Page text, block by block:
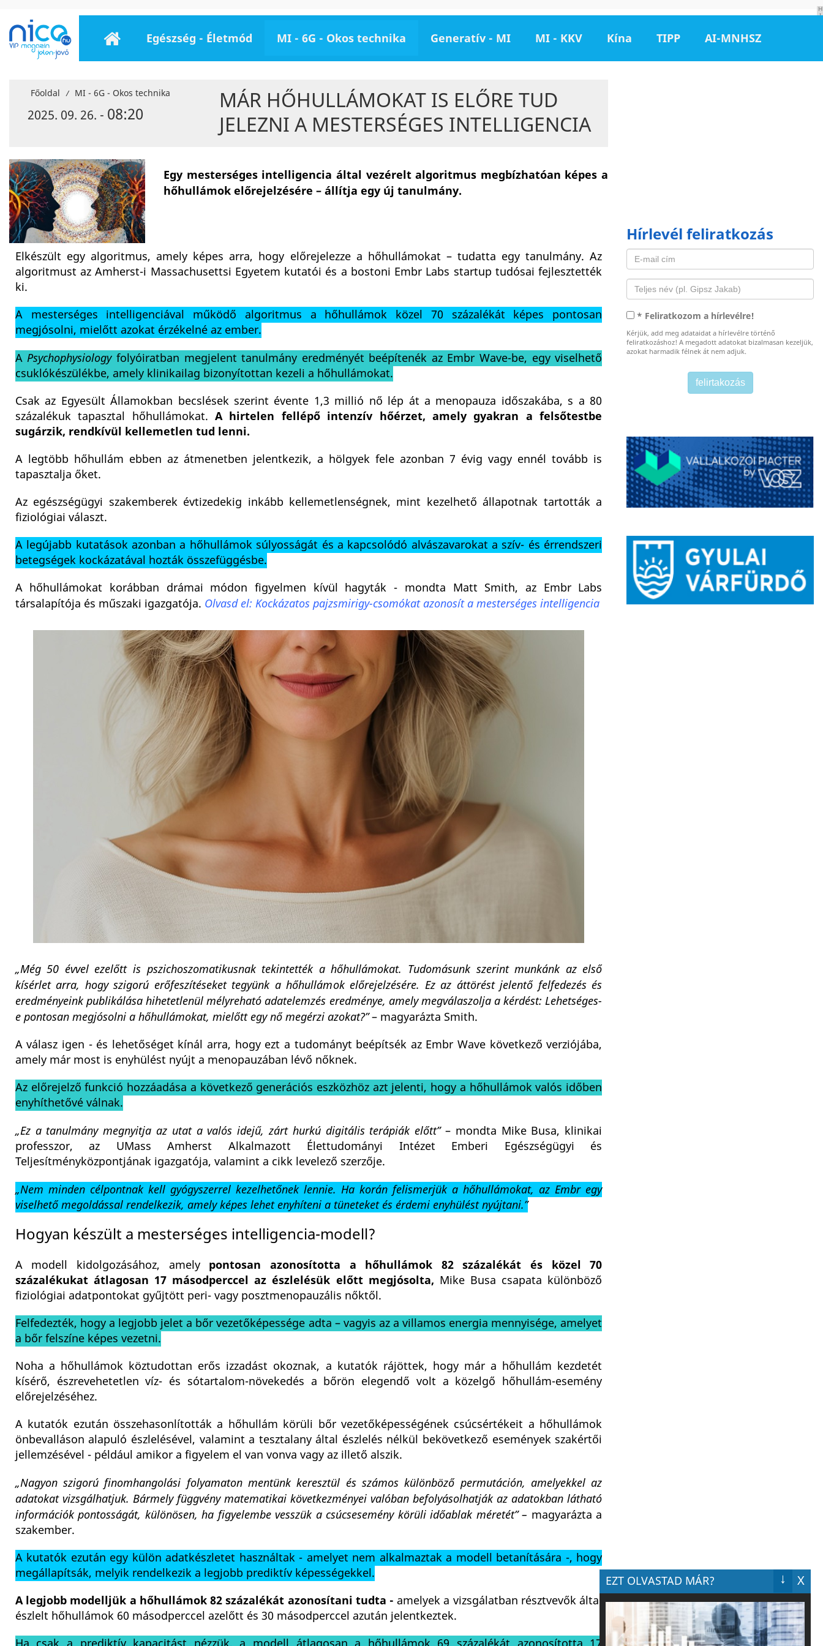
H
I
Egészség - Életmód MI - 6G - Okos technika Generatív - MI MI - KKV Kína TIPP AI-MNHSZ
Főoldal / MI - 6G - Okos technika
2025. 09. 26. - 08:20
MÁR HŐHULLÁMOKAT IS ELŐRE TUD
JELEZNI A MESTERSÉGES INTELLIGENCIA
Egy mesterséges intelligencia által vezérelt algoritmus megbízhatóan képes a
hőhullámok előrejelzésére – állítja egy új tanulmány.
Elkészült egy algoritmus, amely képes arra, hogy előrejelezze a hőhullámokat – tudatta egy tanulmány. Az
algoritmust az Amherst-i Massachusettsi Egyetem kutatói és a bostoni Embr Labs startup tudósai fejlesztették
ki.
A mesterséges intelligenciával működő algoritmus a hőhullámok közel 70 százalékát képes pontosan
megjósolni, mielőtt azokat érzékelné az ember.
APsychophysiologyfolyóiratban megjelent tanulmány eredményét beépítenék az Embr Wave-be, egy viselhető
csuklókészülékbe, amely klinikailag bizonyítottan kezeli a hőhullámokat.
Csak az Egyesült Államokban becslések szerint évente 1,3 millió nő lép át a menopauza időszakába, s a 80
százalékuk tapasztal hőhullámokat. A hirtelen fellépő intenzív hőérzet, amely gyakran a felsőtestbe
sugárzik, rendkívül kellemetlen tud lenni.
A legtöbb hőhullám ebben az átmenetben jelentkezik, a hölgyek fele azonban 7 évig vagy ennél tovább is
tapasztalja őket.
Az egészségügyi szakemberek évtizedekig inkább kellemetlenségnek, mint kezelhető állapotnak tartották a
fiziológiai választ.
A legújabb kutatások azonban a hőhullámok súlyosságát és a kapcsolódó alvászavarokat a szív- és érrendszeri
betegségek kockázatával hozták összefüggésbe.
A hőhullámokat korábban drámai módon figyelmen kívül hagyták - mondta Matt Smith, az Embr Labs
társalapítója és műszaki igazgatója. Olvasd el: Kockázatos pajzsmirigy-csomókat azonosít a mesterséges intelligencia
„Még 50 évvel ezelőtt is pszichoszomatikusnak tekintették a hőhullámokat. Tudomásunk szerint munkánk az első
kísérlet arra, hogy szigorú erőfeszítéseket tegyünk a hőhullámok előrejelzésére. Ez az áttörést jelentő felfedezés és
eredményeink publikálása hihetetlenül mélyreható adatelemzés eredménye, amely megválaszolja a kérdést: Lehetséges-
e pontosan megjósolni a hőhullámokat, mielőtt egy nő megérzi azokat?”– magyarázta Smith.
A válasz igen - és lehetőséget kínál arra, hogy ezt a tudományt beépítsék az Embr Wave következő verziójába,
amely már most is enyhülést nyújt a menopauzában lévő nőknek.
Az előrejelző funkció hozzáadása a következő generációs eszközhöz azt jelenti, hogy a hőhullámok valós időben
enyhíthetővé válnak.
„Ez a tanulmány megnyitja az utat a valós idejű, zárt hurkú digitális terápiák előtt”– mondta Mike Busa, klinikai
professzor, az UMass Amherst Alkalmazott Élettudományi Intézet Emberi Egészségügyi és
Teljesítményközpontjának igazgatója, valamint a cikk levelező szerzője.
„Nem minden célpontnak kell gyógyszerrel kezelhetőnek lennie. Ha korán felismerjük a hőhullámokat, az Embr egy
viselhető megoldással rendelkezik, amely képes lehet enyhíteni a tüneteket és érdemi enyhülést nyújtani.”
Hogyan készült a mesterséges intelligencia-modell?
A modell kidolgozásához, amely pontosan azonosította a hőhullámok 82 százalékát és közel 70
százalékukat átlagosan 17 másodperccel az észlelésük előtt megjósolta, Mike Busa csapata különböző
fiziológiai adatpontokat gyűjtött peri- vagy posztmenopauzális nőktől.
Felfedezték, hogy a legjobb jelet a bőr vezetőképessége adta – vagyis az a villamos energia mennyisége, amelyet
a bőr felszíne képes vezetni.
Noha a hőhullámok köztudottan erős izzadást okoznak, a kutatók rájöttek, hogy már a hőhullám kezdetét
kísérő, észrevehetetlen víz- és sótartalom-növekedés a bőrön elegendő volt a közelgő hőhullám-esemény
előrejelzéséhez.
A kutatók ezután összehasonlították a hőhullám körüli bőr vezetőképességének csúcsértékeit a hőhullámok
önbevalláson alapuló észlelésével, valamint a tesztalany által észlelés nélkül bekövetkező események szakértői
jellemzésével - például amikor a figyelem el van vonva vagy az illető alszik.
„Nagyon szigorú finomhangolási folyamaton mentünk keresztül és számos különböző permutáción, amelyekkel az
adatokat vizsgálhatjuk. Bármely függvény matematikai következményei valóban befolyásolhatják az adatokban látható
információk pontosságát, különösen, ha figyelembe vesszük a csúcsesemény körüli időablak méretét” – magyarázta a
szakember.
A kutatók ezután egy külön adatkészletet használtak - amelyet nem alkalmaztak a modell betanítására -, hogy
megállapítsák, melyik rendelkezik a legjobb prediktív képességekkel.
A legjobb modelljük a hőhullámok 82 százalékát azonosítani tudta - amelyek a vizsgálatban résztvevők által
észlelt hőhullámok 60 másodperccel azelőtt és 30 másodperccel azután jelentkeztek.
Hírlevél feliratkozás
* Feliratkozom a hírlevélre!
Kérjük, add meg adataidat a hírlevélre történő
feliratkozáshoz! A megadott adatokat bizalmasan kezeljük,
azokat harmadik félnek át nem adjuk.
EZT OLVASTAD MÁR? X
↓